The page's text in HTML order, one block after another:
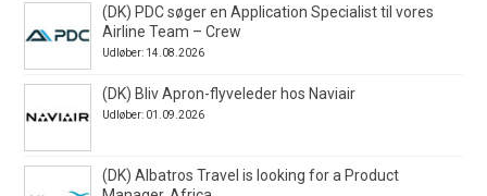
(DK) PDC søger en Application Specialist til vores
Airline Team – Crew
Udløber: 14.08.2026
(DK) Bliv Apron-flyveleder hos Naviair
Udløber: 01.09.2026
(DK) Albatros Travel is looking for a Product